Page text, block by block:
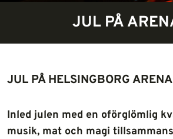
JUL PÅ
JUL PÅ HELSINGBORG ARENA
Inled julen med en oförglömlig
musik, mat och magi